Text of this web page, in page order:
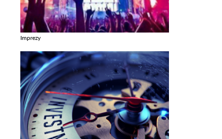
Imprezy